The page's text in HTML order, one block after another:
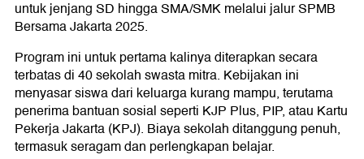
Cara Daftar Sekolah Swasta Gratis di Jakarta
untuk jenjang SD hingga SMA/SMK melalui jalur SPMB
Bersama Jakarta 2025.
Program ini untuk pertama kalinya diterapkan secara
terbatas di 40 sekolah swasta mitra. Kebijakan ini
menyasar siswa dari keluarga kurang mampu, terutama
penerima bantuan sosial seperti KJP Plus, PIP, atau Kartu
Pekerja Jakarta (KPJ). Biaya sekolah ditanggung penuh,
termasuk seragam dan perlengkapan belajar.